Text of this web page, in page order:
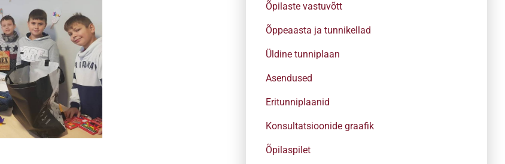
Õpilaste vastuvõtt
Õppeaasta ja tunnikellad
Üldine tunniplaan
Asendused
Eritunniplaanid
Konsultatsioonide graafik
Õpilaspilet